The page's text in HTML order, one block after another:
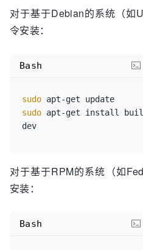
对于基于Debian的系统（如
令安装：
sudo
sudo apt-get install
Bash
对于基于RPM的系统（如
安装：
Bash